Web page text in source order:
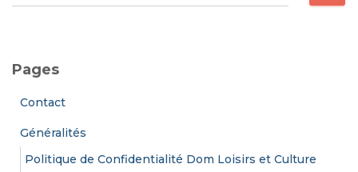
e
rPages
Contact
Généralités
Politique de Confidentialité Dom Loisirs et Culture